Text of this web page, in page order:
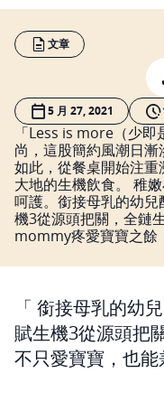
文章
5 月 27, 2021
「Less is more（少
尚，這股簡約風潮日
如此，從餐桌開始注
大地的生機飲食。 稚
呵護。銜接母乳的幼
機3從源頭把關，全鏈
mommy疼愛寶寶之餘
銜接母乳的幼
賦生機3從源頭把
不只愛寶寶，也能